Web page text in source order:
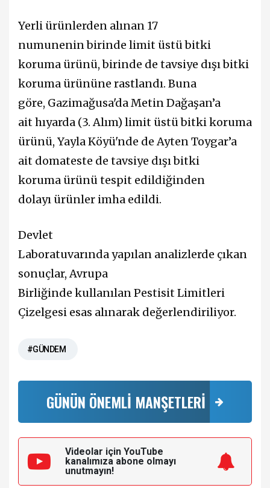
Yerli ürünlerden alınan 17
numuneninbirinde limit üstü bitki
koruma ürünü,birinde de tavsiye dışı bitki
koruma ürününe rastlandı. Buna
göre, Gazimağusa'daMetin Dağaşan’a
aithıyarda (3. Alım) limit üstü bitki koruma
ürünü, Yayla Köyü'nde deAyten Toygar’a
ait domateste de tavsiye dışı bitki
koruma ürünü tespit edildiğinden
dolayı ürünler imha edildi.
Devlet
Laboratuvarındayapılan analizlerde çıkan
sonuçlar,Avrupa
Birliğinde kullanılanPestisit Limitleri
Çizelgesi esas alınarak değerlendiriliyor.
#GÜNDEM
GÜNÜN ÖNEMLİ MANŞETLERİ
Videolar için YouTube
kanalımıza abone olmayı
unutmayın!